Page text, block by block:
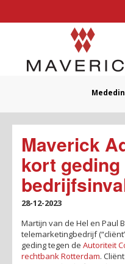
Maverick
kort geding
28-12-2023
Martijn van de Hel en Paul
telemarketingbedrijf
geding tegen de Autoriteit
rechtbank Rotterdam.